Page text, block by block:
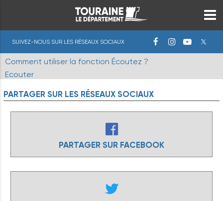
SUIVEZ-NOUS SUR LES RÉSEAUX SOCIAUX
Comment utiliser la fonction Écoutez ?
Ecouter
PARTAGER SUR LES RÉSEAUX SOCIAUX
PARTAGER SUR FACEBOOK